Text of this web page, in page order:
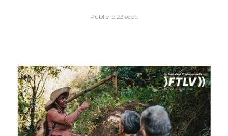
Publié le 23 sept.